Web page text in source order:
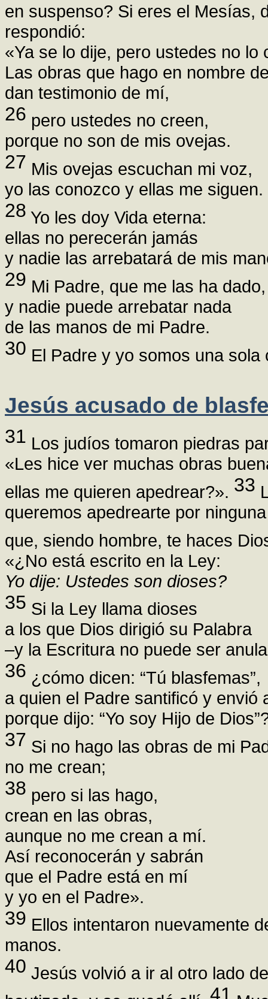
en suspenso? Si eres el Mesías,
respondió:
«Ya se lo dije, pero ustedes no lo
Las obras que hago en nombre
dan testimonio de mí,
26 pero ustedes no creen,
porque no son de mis ovejas.
27 Mis ovejas escuchan mi voz,
yo las conozco y ellas me siguen.
28 Yo les doy Vida eterna:
ellas no perecerán jamás
y nadie las arrebatará de mis
29 Mi Padre, que me las ha
y nadie puede arrebatar nada
de las manos de mi Padre.
30 El Padre y yo somos una sola
Jesús acusado de
31 Los judíos tomaron piedras
«Les hice ver muchas obras
ellas me quieren apedrear?». 33
queremos apedrearte por
que, siendo hombre, te haces
«¿No está escrito en la Ley:
Yo dije: Ustedes son dioses?
35 Si la Ley llama dioses
a los que Dios dirigió su Palabra
–y la Escritura no puede ser
36 ¿cómo dicen: “Tú blasfemas”,
a quien el Padre santificó y envió
porque dijo: “Yo soy Hijo de
37 Si no hago las obras de mi
no me crean;
38 pero si las hago,
crean en las obras,
aunque no me crean a mí.
Así reconocerán y sabrán
que el Padre está en mí
y yo en el Padre».
39 Ellos intentaron nuevamente
manos.
40 Jesús volvió a ir al otro lado
41